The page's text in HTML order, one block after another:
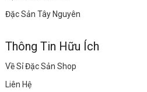
Đặc Sản Tây Nguyên
Thông Tin Hữu Ích
Về Sỉ Đặc Sản Shop
Liên Hệ